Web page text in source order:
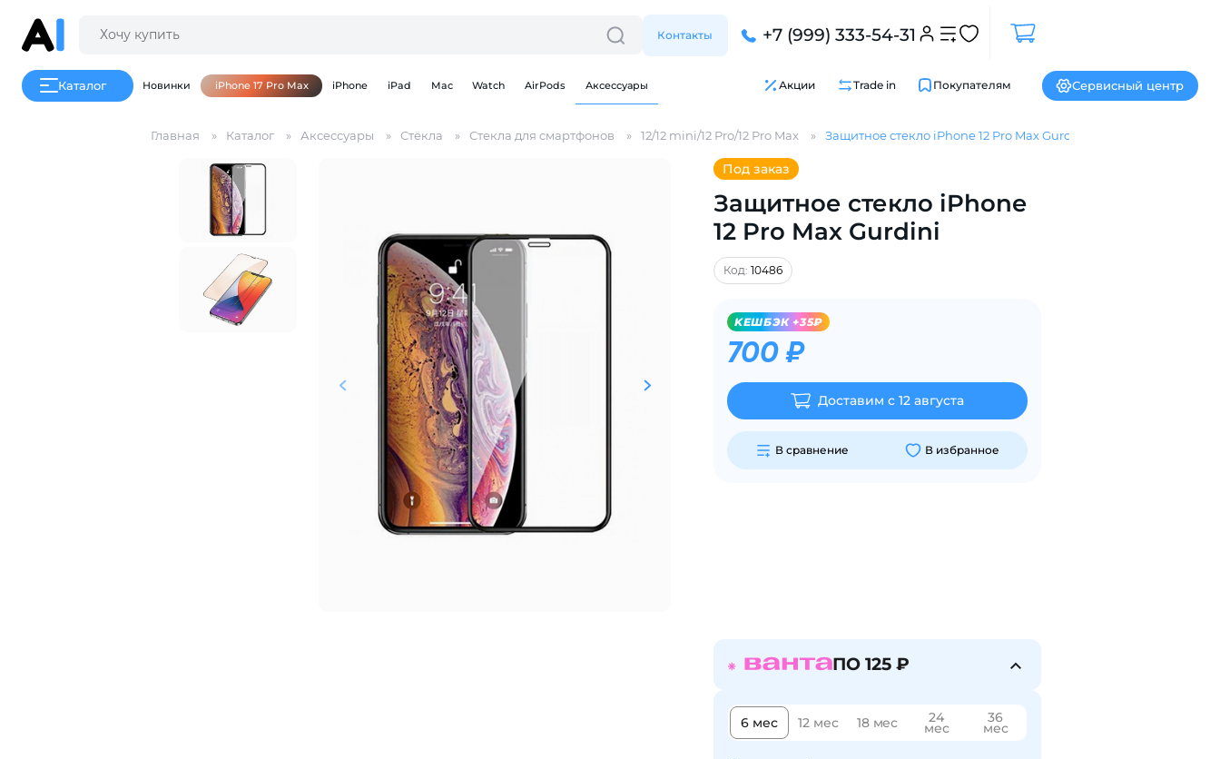
Контакты +7 (999) 333-54-31
Каталог Новинки iPhone 17 Pro Max iPhone iPad Mac Watch AirPods Аксессуары Акции Trade in Покупателям Сервисный центр
Главная Каталог Аксессуары Стёкла Стекла для смартфонов 12/12 mini/12 Pro/12 Pro Max Защитное стекло iPhone 12 Pro Max Gurdini
Под заказ
Защитное стекло iPhone
12 Pro Max Gurdini
Код: 10486
KЕШБЭК +35₽
700 ₽
Доставим с 12 августа
В сравнение В избранное
ПО 125 ₽
6 мес 12 мес 18 мес 24
мес
36
мес
Для клиентов всех банков
Разбейте
на части
График платежей
Сегодня
25%